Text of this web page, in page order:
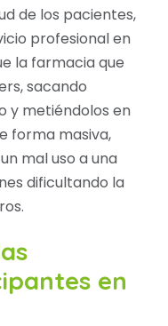
de los pacientes,
profesional en
la farmacia que
sacando
y metiéndolos en
forma masiva,
mal uso a una
dificultando la
en